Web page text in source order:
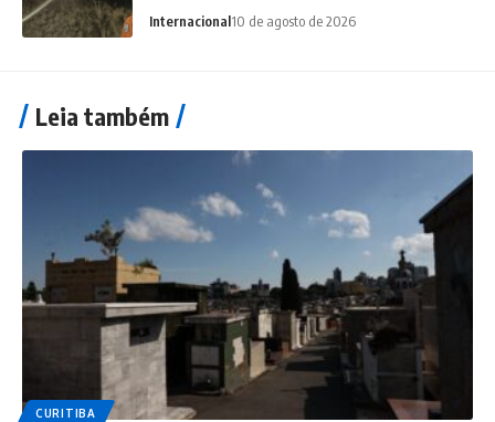
Internacional10 de agosto de 2026
Leia também
CURITIBA